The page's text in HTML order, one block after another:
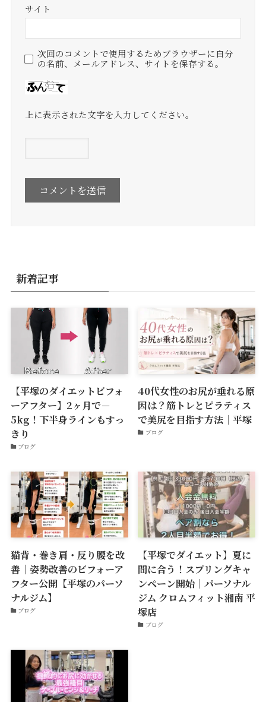
サイト
次回のコメントで使用するためブラウザーに自分
の名前、メールアドレス、サイトを保存する。
上に表示された文字を入力してください。
新着記事
【平塚のダイエットビフォ
ーアフター】2ヶ月で－
5kg！下半身ラインもすっ
きり
ブログ
40代女性のお尻が垂れる原
因は？筋トレとピラティス
で美尻を目指す方法｜平塚
ブログ
猫背・巻き肩・反り腰を改
善｜姿勢改善のビフォーア
フター公開【平塚のパーソ
ナルジム】
ブログ
【平塚でダイエット】夏に
間に合う！スプリングキャ
ンペーン開始｜パーソナル
ジム クロムフィット湘南 平
塚店
ブログ